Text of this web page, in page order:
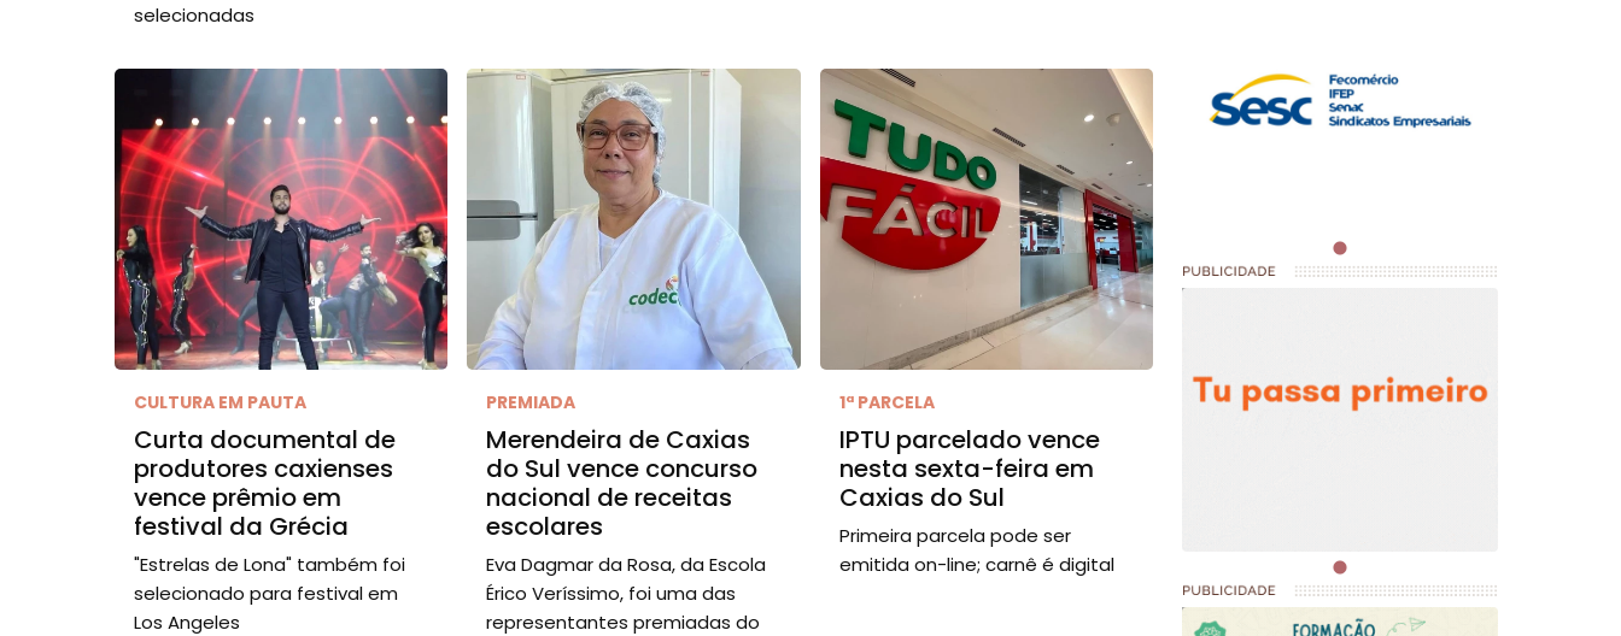
selecionadas
CULTURA EM PAUTA
Curta documental de
produtores caxienses
vence prêmio em
festival da Grécia
"Estrelas de Lona" também foi
selecionado para festival em
Los Angeles
PREMIADA
Merendeira de Caxias
do Sul vence concurso
nacional de receitas
escolares
Eva Dagmar da Rosa, da Escola
Érico Veríssimo, foi uma das
representantes premiadas do
1ª PARCELA
IPTU parcelado vence
nesta sexta-feira em
Caxias do Sul
Primeira parcela pode ser
emitida on-line; carnê é digital